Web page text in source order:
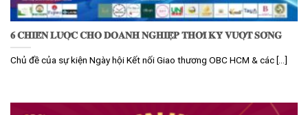
𝟔 𝐂𝐇𝐈𝐄̂́𝐍 𝐋𝐔̛𝐎̛̣𝐂 𝐂𝐇𝐎 𝐃𝐎𝐀𝐍𝐇 𝐍𝐆𝐇𝐈𝐄̣̂𝐏 𝐓𝐇𝐎̛̀𝐈 𝐊𝐘̀ 𝐕𝐔̛𝐎̛̣𝐓 𝐒𝐎́𝐍𝐆
Chủ đề của sự kiện Ngày hội Kết nối Giao thương OBC HCM & các [...]